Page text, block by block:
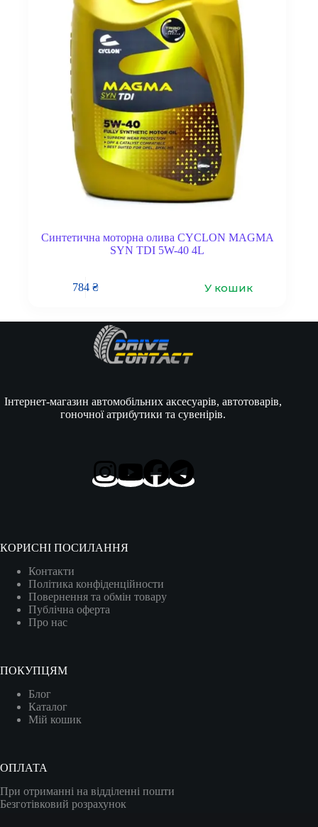
Синтетична моторна олива CYCLON MAGMA
SYN TDI 5W-40 4L
784₴ У кошик
Інтернет-магазин автомобільних аксесуарів, автотоварів,
гоночної атрибутики та сувенірів.
КОРИСНІ ПОСИЛАННЯ
Контакти
Політика конфіденційности
Повернення та обмін товару
Публічна оферта
Про нас
ПОКУПЦЯМ
Блог
Каталог
Мій кошик
ОПЛАТА
При отриманні на відділенні пошти
Безготівковий розрахунок